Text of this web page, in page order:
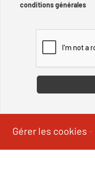
conditions générales
Gérer les cookies -